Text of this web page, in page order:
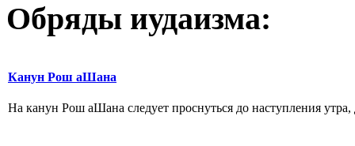
Обряды иудаизма:
Канун Рош аШана
На канун Рош аШана следует проснуться до наступления